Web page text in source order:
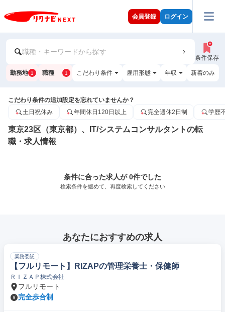
会員登録 ログイン
職種・キーワードから探す
条件保存
勤務地 1 職種 1 こだわり条件 雇用形態 年収 新着のみ
こだわり条件の追加設定を忘れていませんか？
土日祝休み
年間休日120日以上 完全週休2日制 学歴
東京23区（東京都）、IT/システムコンサルタントの転
職・求人情報
条件に合った求人が 0件でした
検索条件を緩めて、再度検索してください
あなたにおすすめの求人
業務委託
【フルリモート】RIZAPの管理栄養士・保健師
ＲＩＺＡＰ株式会社
フルリモート
完全歩合制